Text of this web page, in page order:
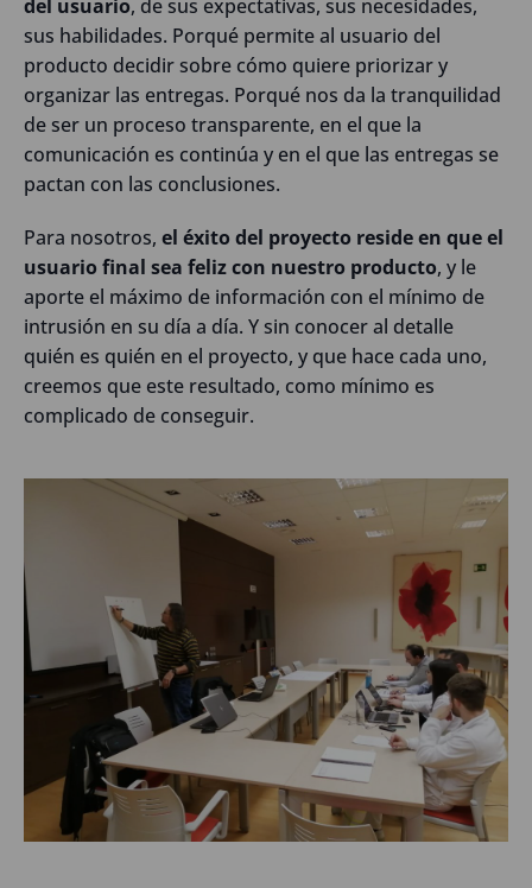
del usuario, de sus expectativas, sus necesidades,
sus habilidades. Porqué permite al usuario del
producto decidir sobre cómo quiere priorizar y
organizar las entregas. Porqué nos da la tranquilidad
de ser un proceso transparente, en el que la
comunicación es continúa y en el que las entregas se
pactan con las conclusiones.
Para nosotros, el éxito del proyecto reside en que el
usuario final sea feliz con nuestro producto, y le
aporte el máximo de información con el mínimo de
intrusión en su día a día. Y sin conocer al detalle
quién es quién en el proyecto, y que hace cada uno,
creemos que este resultado, como mínimo es
complicado de conseguir.